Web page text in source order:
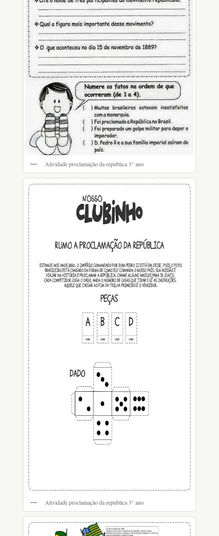
Atividade proclamação da republica 3° ano
Atividade proclamação da republica 3° ano